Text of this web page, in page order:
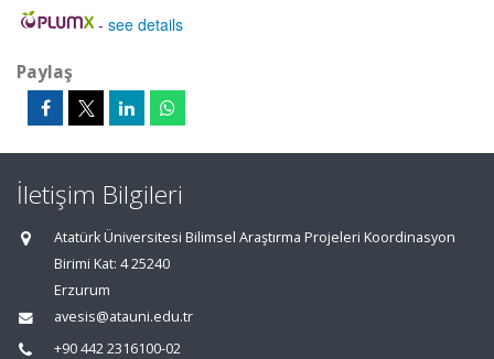
- see details
Paylaş
İletişim Bilgileri
Atatürk Üniversitesi Bilimsel Araştırma Projeleri Koordinasyon
Birimi Kat: 4 25240
Erzurum
avesis@atauni.edu.tr
+90 442 2316100-02